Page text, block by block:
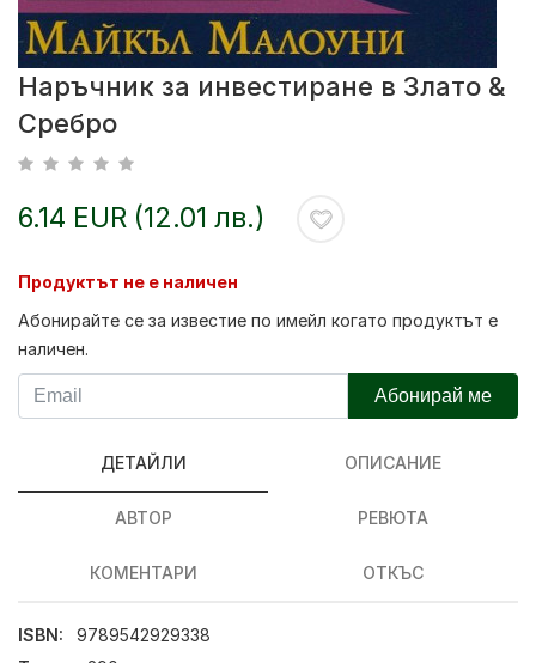
Наръчник за инвестиране в Злато &
Сребро
6.14 EUR (12.01 лв.)
Продуктът не е наличен
Абонирайте се за известие по имейл когато продуктът е
наличен.
Абонирай ме
ДЕТАЙЛИ ОПИСАНИЕ
АВТОР РЕВЮТА
КОМЕНТАРИ ОТКЪС
ISBN:
9789542929338